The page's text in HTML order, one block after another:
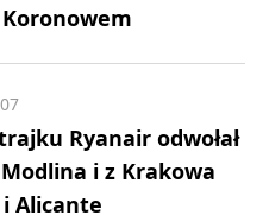
Ryanair odwołał
i z Krakowa
Alicante